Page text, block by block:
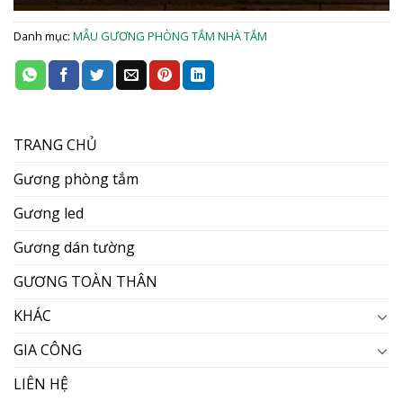
Danh mục: MẪU GƯƠNG PHÒNG TẮM NHÀ TẮM
TRANG CHỦ
Gương phòng tắm
Gương led
Gương dán tường
GƯƠNG TOÀN THÂN
KHÁC
GIA CÔNG
LIÊN HỆ